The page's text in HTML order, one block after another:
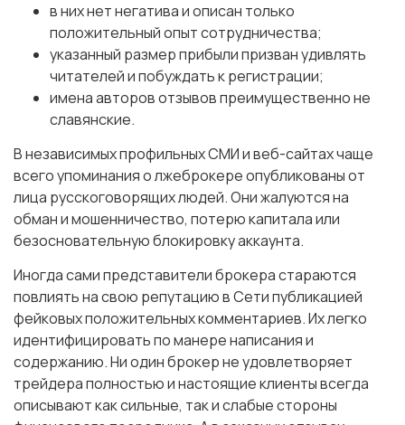
в них нет негатива и описан только
положительный опыт сотрудничества;
указанный размер прибыли призван удивлять
читателей и побуждать к регистрации;
имена авторов отзывов преимущественно не
славянские.
В независимых профильных СМИ и веб-сайтах чаще
всего упоминания о лжеброкере опубликованы от
лица русскоговорящих людей. Они жалуются на
обман и мошенничество, потерю капитала или
безосновательную блокировку аккаунта.
Иногда сами представители брокера стараются
повлиять на свою репутацию в Сети публикацией
фейковых положительных комментариев. Их легко
идентифицировать по манере написания и
содержанию. Ни один брокер не удовлетворяет
трейдера полностью и настоящие клиенты всегда
описывают как сильные, так и слабые стороны